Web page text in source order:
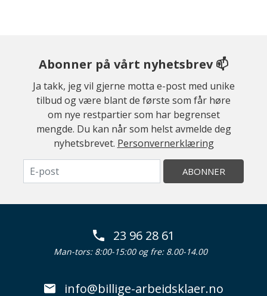
Abonner på vårt nyhetsbrev 📫
Ja takk, jeg vil gjerne motta e-post med unike
tilbud og være blant de første som får høre
om nye restpartier som har begrenset
mengde. Du kan når som helst avmelde deg
nyhetsbrevet. Personvernerklæring
ABONNER
23 96 28 61
Man-tors: 8:00-15:00 og fre: 8.00-14.00
info@billige-arbeidsklaer.no